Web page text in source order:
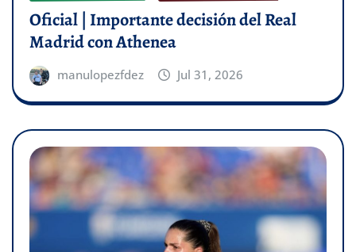
Oficial | Importante decisión del Real
Madrid con Athenea
manulopezfdez Jul 31, 2026